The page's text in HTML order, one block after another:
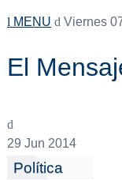
MENU Viernes
El
29 Jun 2014
Política